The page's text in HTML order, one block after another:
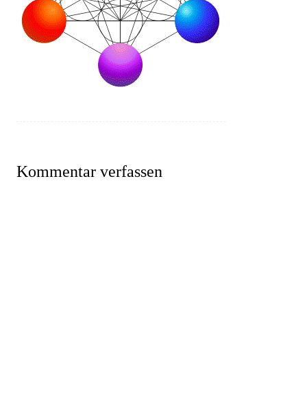
Kommentar verfassen